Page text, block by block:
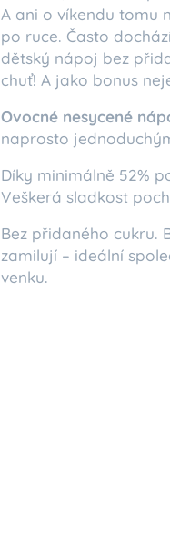
A ani o víkendu tomu
po ruce. Často
dětský nápoj bez
chuť! A jako bonus
Ovocné nesycené
naprosto
Díky minimálně 52%
Veškerá sladkost
Bez přidaného cukru.
zamilují – ideální
venku.